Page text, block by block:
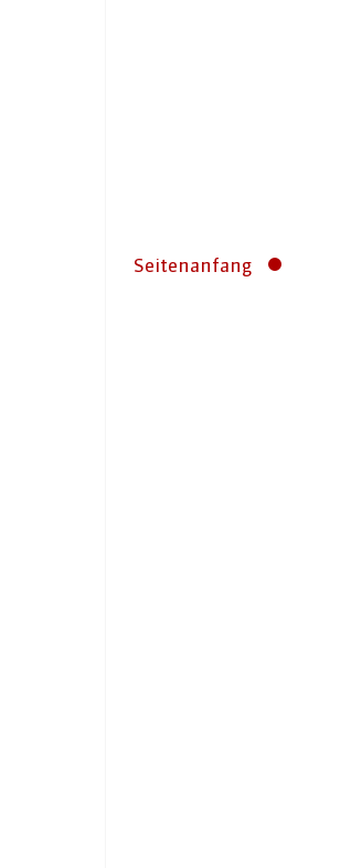
Seitenanfang